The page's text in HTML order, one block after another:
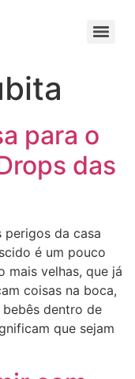
para o
das
da casa
é um pouco
mais velhas, que já
coisas na boca,
dentro de
que sejam